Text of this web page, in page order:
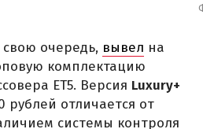
очередь, вывел на
комплектацию
ET5. Версия Luxury+
рублей отличается от
системы контроля